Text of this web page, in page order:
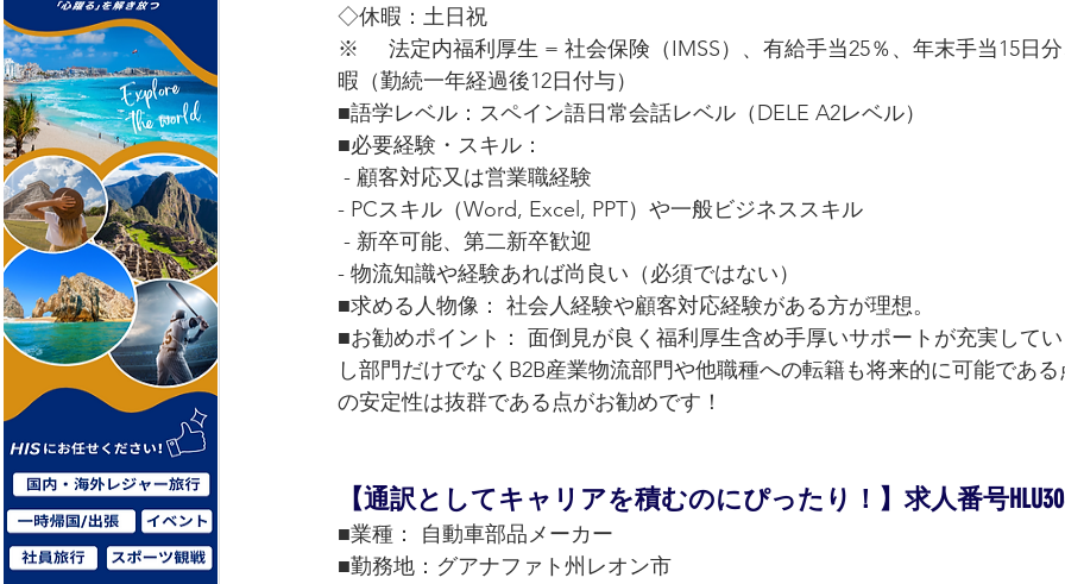
◇休暇：土日祝
※     法定内福利厚生 = 社会保険（IMSS）、有給手当25％、年末手当15日
暇（勤続一年経過後12日付与）
■語学レベル：スペイン語日常会話レベル（DELE A2レベル）
■必要経験・スキル：
- 顧客対応又は営業職経験
- PCスキル（Word, Excel, PPT）や一般ビジネススキル
- 新卒可能、第二新卒歓迎
- 物流知識や経験あれば尚良い（必須ではない）
■求める人物像： 社会人経験や顧客対応経験がある方が理想。
■お勧めポイント： 面倒見が良く福利厚生含め手厚いサポートが充実して
し部門だけでなくB2B産業物流部門や他職種への転籍も将来的に可能であ
の安定性は抜群である点がお勧めです！
【通訳としてキャリアを積むのにぴったり！】求人番号
■業種： 自動車部品メーカー
■勤務地：グアナファト州レオン市